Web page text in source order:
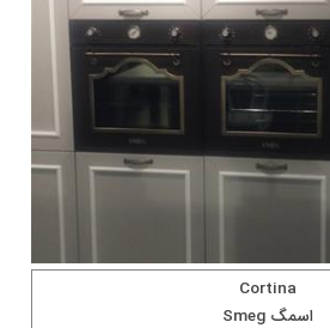
Cortina
اسمگ Smeg